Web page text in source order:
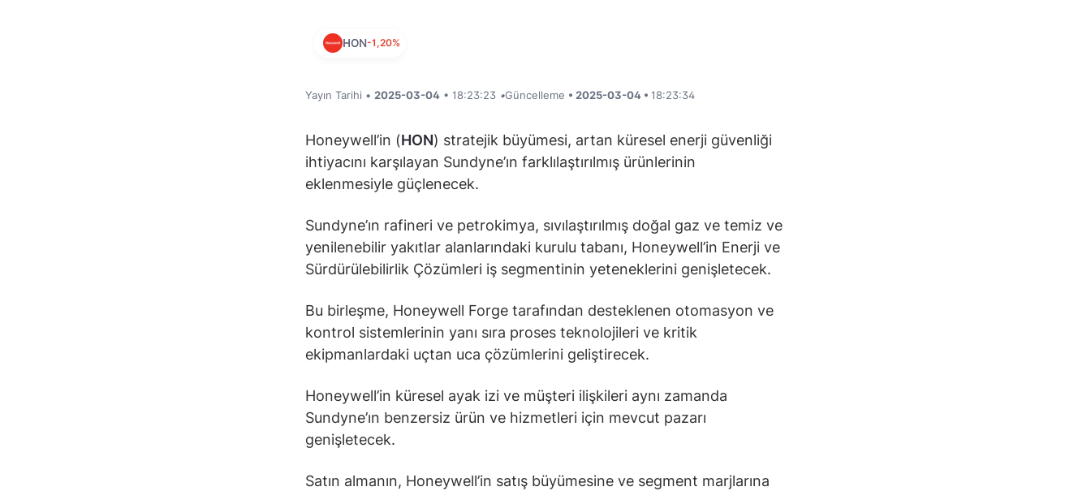
HON-1,20%
Yayın Tarihi • 2025-03-04 • 18:23:23 •Güncelleme • 2025-03-04 • 18:23:34
Honeywell’in (HON) stratejik büyümesi, artan küresel enerji güvenliği
ihtiyacını karşılayan Sundyne’ın farklılaştırılmış ürünlerinin
eklenmesiyle güçlenecek.
Sundyne’ın rafineri ve petrokimya, sıvılaştırılmış doğal gaz ve temiz ve
yenilenebilir yakıtlar alanlarındaki kurulu tabanı, Honeywell’in Enerji ve
Sürdürülebilirlik Çözümleri iş segmentinin yeteneklerini genişletecek.
Bu birleşme, Honeywell Forge tarafından desteklenen otomasyon ve
kontrol sistemlerinin yanı sıra proses teknolojileri ve kritik
ekipmanlardaki uçtan uca çözümlerini geliştirecek.
Honeywell’in küresel ayak izi ve müşteri ilişkileri aynı zamanda
Sundyne’ın benzersiz ürün ve hizmetleri için mevcut pazarı
genişletecek.
Satın almanın, Honeywell’in satış büyümesine ve segment marjlarına